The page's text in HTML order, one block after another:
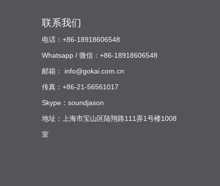
联系我们
电话：+86-18918606548
Whatsapp / 微信：+86-18918606548
邮箱： info@gokai.com.cn
传真：+86-21-56561017
Skype：soundjason
地址：上海市宝山区陆翔路111弄1号楼1008
室